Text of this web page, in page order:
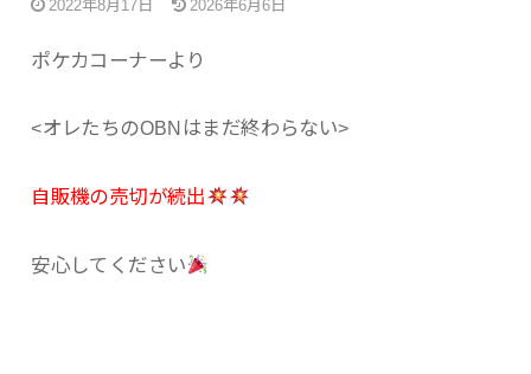
2022年8月17日 2026年6月6日
ポケカコーナーより
<オレたちのOBNはまだ終わらない>
自販機の売切が続出
安心してください